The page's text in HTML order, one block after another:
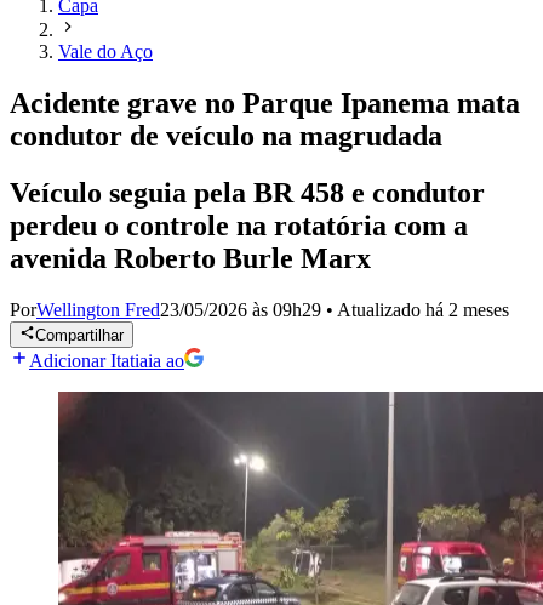
Capa
Vale do Aço
Acidente grave no Parque Ipanema mata
condutor de veículo na magrudada
Veículo seguia pela BR 458 e condutor
perdeu o controle na rotatória com a
avenida Roberto Burle Marx
PorWellington Fred23/05/2026 às 09h29 • Atualizado há 2 meses
Compartilhar
Adicionar Itatiaia ao